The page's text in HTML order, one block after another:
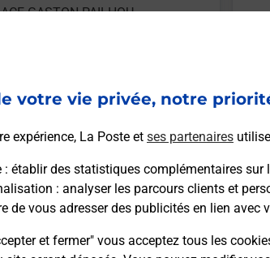
votre vie privée, notre
expérience, La Poste et ses partenaires
: établir des statistiques complémentaires
: analyser les parcours clients et
de vous adresser des publicités en lien avec
et fermer" vous acceptez tous les
GASTON PAILHOU
savoir plus